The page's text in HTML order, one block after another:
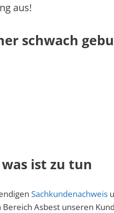
aus!
schwach
ist zu tun
Sachkundenachweis
Asbest unseren